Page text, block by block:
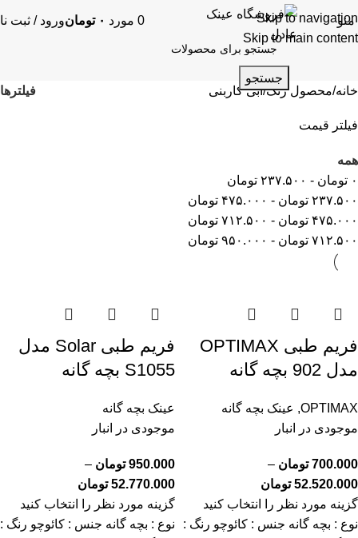
Skip to navigation
Skip to main content
منو 0 مورد ۰ تومانورود / ثبت
جستجو
خانه محصول رنگ آبی کاربنی فیلترها
فیلتر قیمت
همه
۰ تومان - ۲۳۷.۵۰۰ تومان
۲۳۷.۵۰۰ تومان - ۴۷۵.۰۰۰ تومان
۴۷۵.۰۰۰ تومان - ۷۱۲.۵۰۰ تومان
۷۱۲.۵۰۰ تومان - ۹۵۰.۰۰۰ تومان
فریم طبی OPTIMAX
مدل 902 بچه گانه
OPTIMAX
, عینک بچه گانه
موجودی در انبار
700.000 تومان –
52.520.000 تومان
گزینه مورد نظر را انتخاب کنید
نوع : بچه گانه جنس : کائوچو رنگ :
فریم طبی Solar مدل
S1055 بچه گانه
عینک بچه گانه
موجودی در انبار
950.000 تومان –
52.770.000 تومان
گزینه مورد نظر را انتخاب کنید
نوع : بچه گانه جنس : کائوچو رنگ :